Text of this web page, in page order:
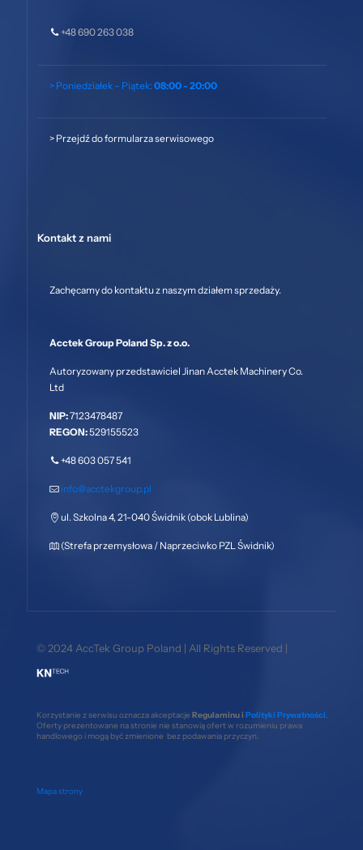
+48 690 263 038
> Poniedziałek – Piątek: 08:00 - 20:00
> Przejdź do formularza serwisowego
Kontakt z nami
Zachęcamy do kontaktu z naszym działem sprzedaży.
Acctek Group Poland Sp. z o.o.
Autoryzowany przedstawiciel Jinan Acctek Machinery Co.
Ltd
NIP:7123478487
REGON:529155523
+48 603 057 541
info@acctekgroup.pl
ul. Szkolna 4, 21-040 Świdnik (obok Lublina)
(Strefa przemysłowa / Naprzeciwko PZL Świdnik)
© 2024 AccTek Group Poland | All Rights Reserved |
Korzystanie z serwisu oznacza akceptacje Regulaminu i Polityki Prywatności.
Oferty prezentowane na stronie nie stanowią ofert w rozumieniu prawa
handlowego i mogą być zmienione bez podawania przyczyn.
Mapa strony